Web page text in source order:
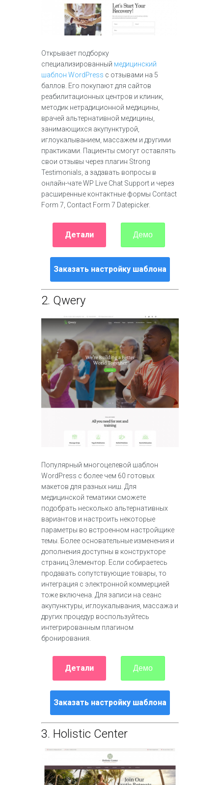
Открывает подборку
специализированный медицинский
шаблон WordPress с отзывами на 5
баллов. Его покупают для сайтов
реабилитационных центров и клиник,
методик нетрадиционной медицины,
врачей альтернативной медицины,
занимающихся акупунктурой,
иглоукалыванием, массажем и другими
практиками. Пациенты смогут оставлять
свои отзывы через плагин Strong
Testimonials, а задавать вопросы в
онлайн-чате WP Live Chat Support и через
расширенные контактные формы Contact
Form 7, Contact Form 7 Datepicker.
Детали Демо
Заказать настройку шаблона
2. Qwery
Популярный многоцелевой шаблон
WordPress с более чем 60 готовых
макетов для разных ниш. Для
медицинской тематики сможете
подобрать несколько альтернативных
вариантов и настроить некоторые
параметры во встроенном настройщике
темы. Более основательные изменения и
дополнения доступны в конструкторе
страниц Элементор. Если собираетесь
продавать сопутствующие товары, то
интеграция с электронной коммерцией
тоже включена. Для записи на сеанс
акупунктуры, иглоукалывания, массажа и
других процедур воспользуйтесь
интегрированным плагином
бронирования.
Детали Демо
Заказать настройку шаблона
3. Holistic Center